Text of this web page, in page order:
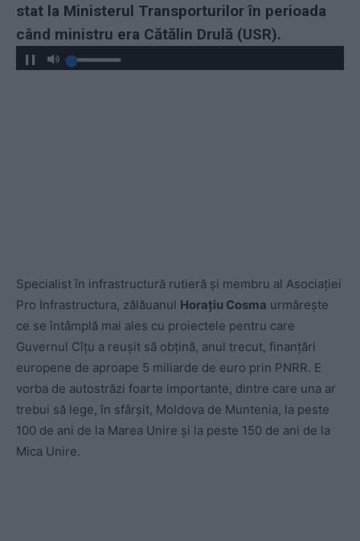
stat la Ministerul Transporturilor în perioada
când ministru era Cătălin Drulă (USR).
Play
Specialist în infrastructură rutieră și membru al Asociației
Pro Infrastructura, zălăuanul Horațiu Cosma urmărește
ce se întâmplă mai ales cu proiectele pentru care
Guvernul Cîțu a reușit să obțină, anul trecut, finanțări
europene de aproape 5 miliarde de euro prin PNRR. E
vorba de autostrăzi foarte importante, dintre care una ar
trebui să lege, în sfârșit, Moldova de Muntenia, la peste
100 de ani de la Marea Unire și la peste 150 de ani de la
Mica Unire.